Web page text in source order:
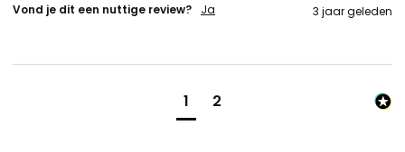
Vond je dit een nuttige review?
Ja 3 jaar geleden
1 2